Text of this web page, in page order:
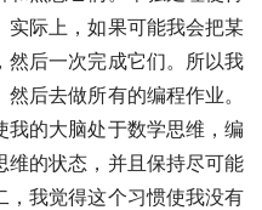
实际上，如果可能我会把某
然后一次完成它们。所以我
后去做所有的编程作业。
的大脑处于数学思维，编
维的状态，并且保持尽可能
，我觉得这个习惯使我没有